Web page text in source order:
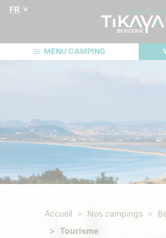
FR
MENU CAMPING
Accueil Nos campings
Tourisme